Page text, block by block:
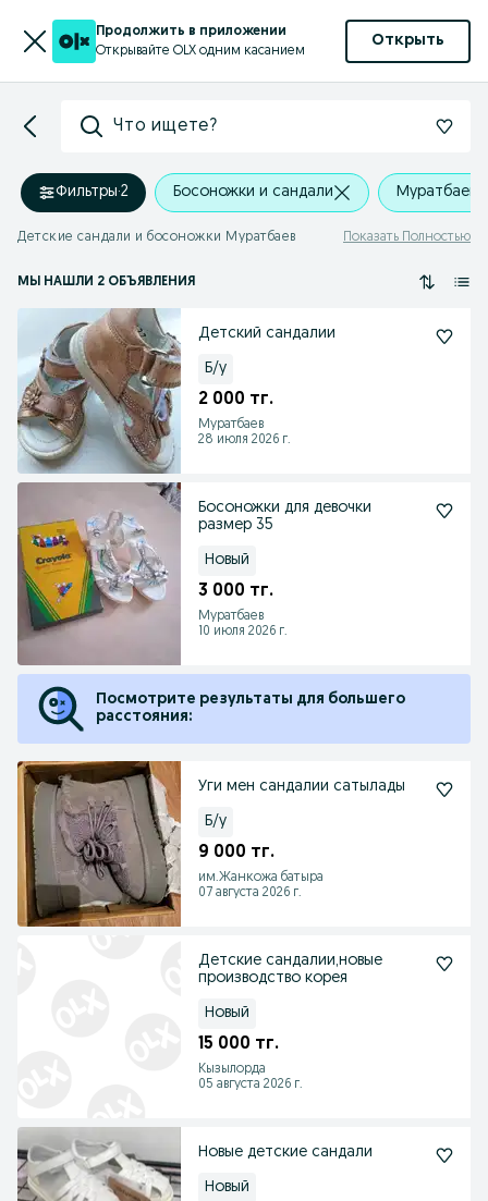
Продолжить в приложении
Открывайте OLX одним касанием
Открыть
Что ищете?
Фильтры·2 Босоножки и сандали Муратбаев
Детские сандали и босоножки Муратбаев Показать Полностью
МЫ НАШЛИ 2 ОБЪЯВЛЕНИЯ
Детский сандалии
Б/у
2 000 тг.
Муратбаев
28 июля 2026 г.
Босоножки для девочки
размер 35
Новый
3 000 тг.
Муратбаев
10 июля 2026 г.
Посмотрите результаты для большего
расстояния:
Уги мен сандалии сатылады
Б/у
9 000 тг.
им.Жанкожа батыра
07 августа 2026 г.
Детские сандалии,новые
производство корея
Новый
15 000 тг.
Кызылорда
05 августа 2026 г.
Новые детские сандали
Новый